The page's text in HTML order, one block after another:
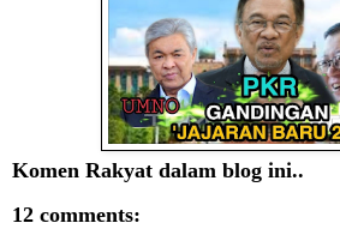
Komen Rakyat dalam blog ini..
12 comments: